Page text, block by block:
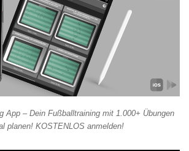
App – Dein Fußballtraining mit 1.000+ Übungen
planen! KOSTENLOS anmelden!